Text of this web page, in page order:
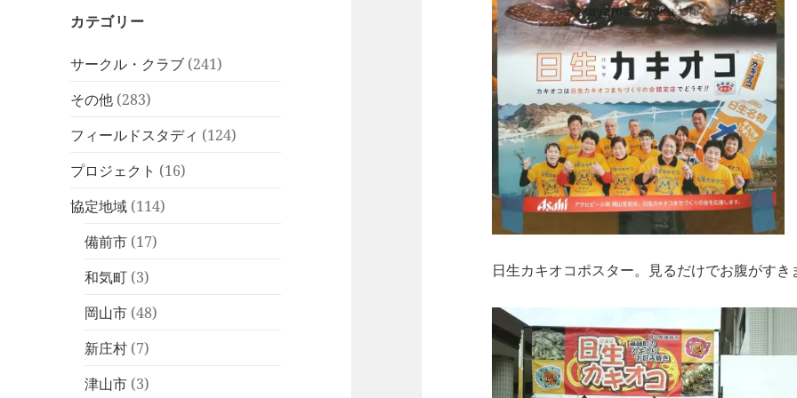
カテゴリー
サークル・クラブ (241)
その他 (283)
フィールドスタディ (124)
プロジェクト (16)
協定地域 (114)
備前市 (17)
和気町 (3)
岡山市 (48)
新庄村 (7)
津山市 (3)
日生カキオコポスター。見るだけでお腹がすき